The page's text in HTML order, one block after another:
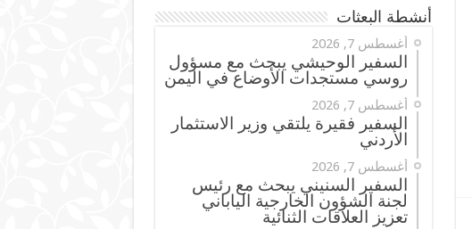
أنشطة البعثات
أغسطس 7, 2026
السفير الوحيشي يبحث مع مسؤول
روسي مستجدات الأوضاع في اليمن
أغسطس 7, 2026
السفير فقيرة يلتقي وزير الاستثمار
الأردني
أغسطس 7, 2026
السفير السنيني يبحث مع رئيس
لجنة الشؤون الخارجية الياباني
تعزيز العلاقات الثنائية